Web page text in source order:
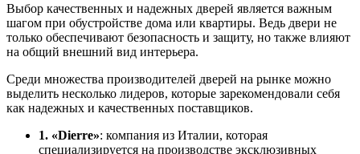
Выбор качественных и надежных дверей является важным
шагом при обустройстве дома или квартиры. Ведь двери не
только обеспечивают безопасность и защиту, но также влияют
на общий внешний вид интерьера.
Среди множества производителей дверей на рынке можно
выделить несколько лидеров, которые зарекомендовали себя
как надежных и качественных поставщиков.
1. «Dierre»: компания из Италии, которая
специализируется на производстве эксклюзивных